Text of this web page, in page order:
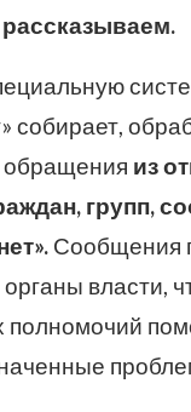
собирает,
обращения из
групп,
Сообщения
власти,
полномочий